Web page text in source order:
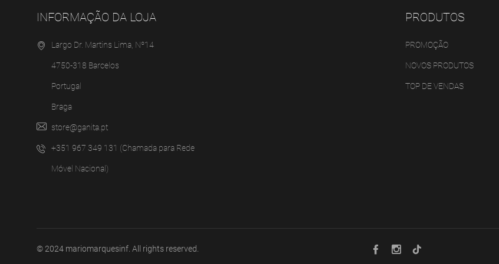
INFORMAÇÃO DA LOJA
Largo Dr. Martins Lima, Nº14
4750-318 Barcelos
Portugal
Braga
store@ganita.pt
+351 967 349 131 (Chamada para Rede
Móvel Nacional)
PRODUTOS
PROMOÇÃO
NOVOS PRODUTOS
TOP DE VENDAS
© 2024 mariomarquesinf . All rights reserved.